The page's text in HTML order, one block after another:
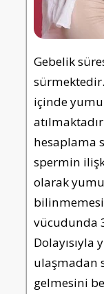
Gebelik
içinde
hesaplama
spermin
olarak
vücudunda
ulaşmadan
gelmesini